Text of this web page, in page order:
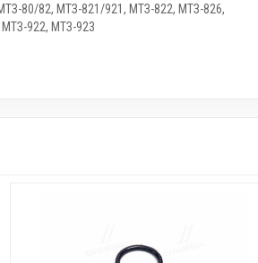
80/82, МТЗ-821/921, МТЗ-822, МТЗ-826,
МТЗ-922, МТЗ-923